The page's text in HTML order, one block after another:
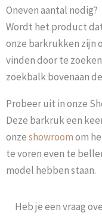
Oneven aantal nodig?
Wordt het product
onze barkrukken zijn
vinden door te
zoekbalk bovenaan
Probeer uit in onze
Deze barkruk een
onzeshowroomom
te voren even te
model hebben staan.
Heb je een vraag